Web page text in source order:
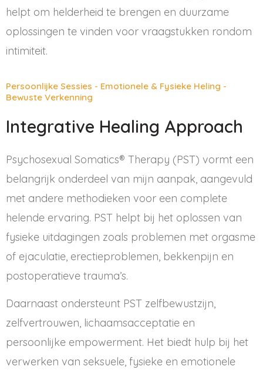
helpt om helderheid te brengen en duurzame
oplossingen te vinden voor vraagstukken rondom
intimiteit.
Persoonlijke Sessies - Emotionele & Fysieke Heling -
Bewuste Verkenning
Integrative Healing Approach
Psychosexual Somatics® Therapy (PST) vormt een
belangrijk onderdeel van mijn aanpak, aangevuld
met andere methodieken voor een complete
helende ervaring. PST helpt bij het oplossen van
fysieke uitdagingen zoals problemen met orgasme
of ejaculatie, erectieproblemen, bekkenpijn en
postoperatieve trauma’s.
Daarnaast ondersteunt PST zelfbewustzijn,
zelfvertrouwen, lichaamsacceptatie en
persoonlijke empowerment. Het biedt hulp bij het
verwerken van seksuele, fysieke en emotionele